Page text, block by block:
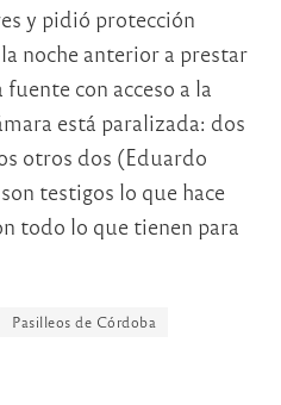
y pidió protección
noche anterior a prestar
con acceso a la
está paralizada: dos
otros dos (Eduardo
testigos lo que hace
todo lo que tienen para
Pasilleos de Córdoba